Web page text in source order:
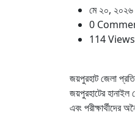
মে ২০, ২০২৬
0
114 Views
জয়পুরহাট জেলা
জয়পুরহাটের হানাইল
এবং পরীক্ষার্থীদের